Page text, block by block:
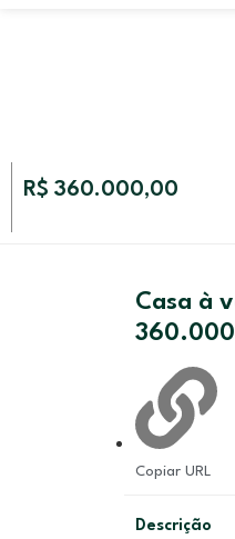
R$ 360.000,00
Casa à
Copiar URL
Descrição